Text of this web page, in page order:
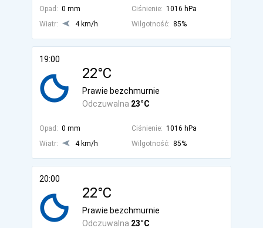
Opad: 0 mm Ciśnienie: 1016 hPa
Wiatr:
4 km/h Wilgotność: 85%
19:00
22°C
Odczuwalna 23°C
Prawie bezchmurnie
Opad: 0 mm Ciśnienie: 1016 hPa
Wiatr:
4 km/h Wilgotność: 85%
20:00
22°C
Odczuwalna 23°C
Prawie bezchmurnie